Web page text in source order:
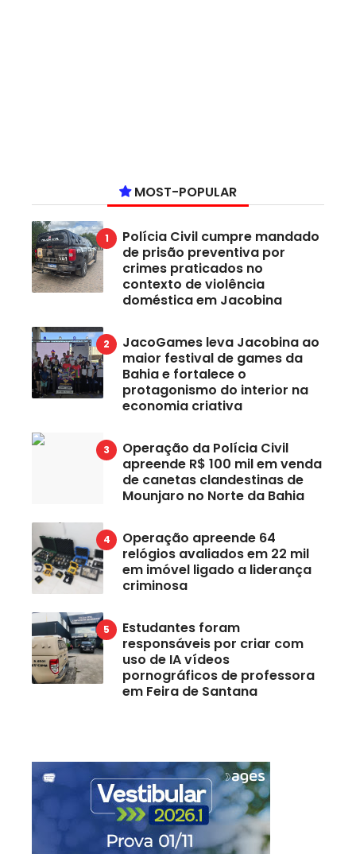
MOST-POPULAR
Polícia Civil cumpre mandado
de prisão preventiva por
crimes praticados no
contexto de violência
doméstica em Jacobina
JacoGames leva Jacobina ao
maior festival de games da
Bahia e fortalece o
protagonismo do interior na
economia criativa
Operação da Polícia Civil
apreende R$ 100 mil em venda
de canetas clandestinas de
Mounjaro no Norte da Bahia
Operação apreende 64
relógios avaliados em 22 mil
em imóvel ligado a liderança
criminosa
Estudantes foram
responsáveis por criar com
uso de IA vídeos
pornográficos de professora
em Feira de Santana